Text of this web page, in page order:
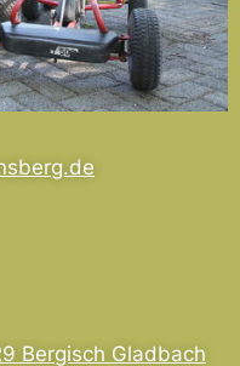
Bergisch Gladbach